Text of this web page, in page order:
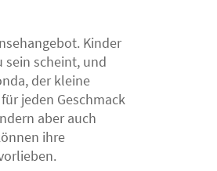
Kinder
sein scheint, und
der kleine
jeden Geschmack
aber auch
ihre